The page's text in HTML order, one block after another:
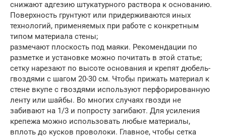
снижают адгезию штукатурного раствора к основанию.
Поверхность грунтуют или придерживаются иных
технологий, применяемых при работе с конкретным
типом материала стены;
размечают плоскость под маяки. Рекомендации по
разметке и установке можно почитать в этой статье;
сетку нарезают по высоте основания и крепят дюбель-
гвоздями с шагом 20-30 см. Чтобы прижать материал к
стене вкупе с гвоздями используют перфорированную
ленту или шайбы. Во многих случаях гвозди не
забивают на 1/3 и попросту загибают. Для усиления
крепежа можно использовать любые материалы,
вплоть до кусков проволоки. Главное, чтобы сетка